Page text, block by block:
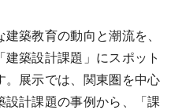
築教育の動向と潮流を、
築設計課題」にスポット
。展示では、関東圏を中心
設計課題の事例から、「課